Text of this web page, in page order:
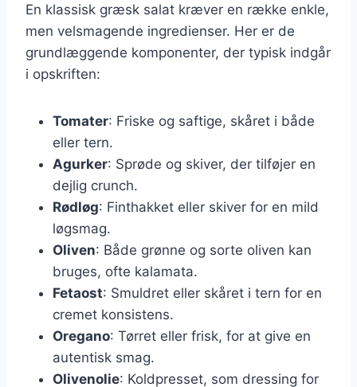
En klassisk græsk salat kræver en række enkle,
men velsmagende ingredienser. Her er de
grundlæggende komponenter, der typisk indgår
i opskriften:
Tomater: Friske og saftige, skåret i både
eller tern.
Agurker: Sprøde og skiver, der tilføjer en
dejlig crunch.
Rødløg: Finthakket eller skiver for en mild
løgsmag.
Oliven: Både grønne og sorte oliven kan
bruges, ofte kalamata.
Fetaost: Smuldret eller skåret i tern for en
cremet konsistens.
Oregano: Tørret eller frisk, for at give en
autentisk smag.
Olivenolie: Koldpresset, som dressing for